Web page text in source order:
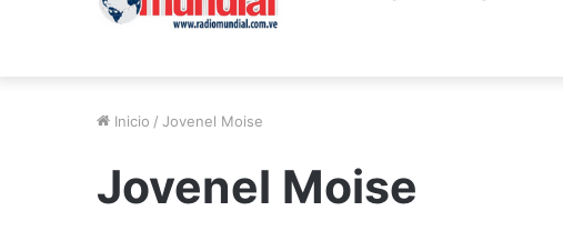
Inicio / Jovenel Moise
Jovenel Moise